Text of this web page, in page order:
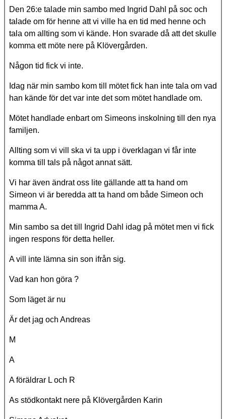
Den 26:e talade min sambo med Ingrid Dahl på soc och
talade om för henne att vi ville ha en tid med henne och
tala om allting som vi kände. Hon svarade då att det skulle
komma ett möte nere på Klövergården.
Någon tid fick vi inte.
Idag när min sambo kom till mötet fick han inte tala om vad
han kände för det var inte det som mötet handlade om.
Mötet handlade enbart om Simeons inskolning till den nya
familjen.
Allting som vi vill ska vi ta upp i överklagan vi får inte
komma till tals på något annat sätt.
Vi har även ändrat oss lite gällande att ta hand om
Simeon vi är beredda att ta hand om både Simeon och
mamma A.
Min sambo sa det till Ingrid Dahl idag på mötet men vi fick
ingen respons för detta heller.
A vill inte lämna sin son ifrån sig.
Vad kan hon göra ?
Som läget är nu
Är det jag och Andreas
M
A
A föräldrar L och R
As stödkontakt nere på Klövergården Karin